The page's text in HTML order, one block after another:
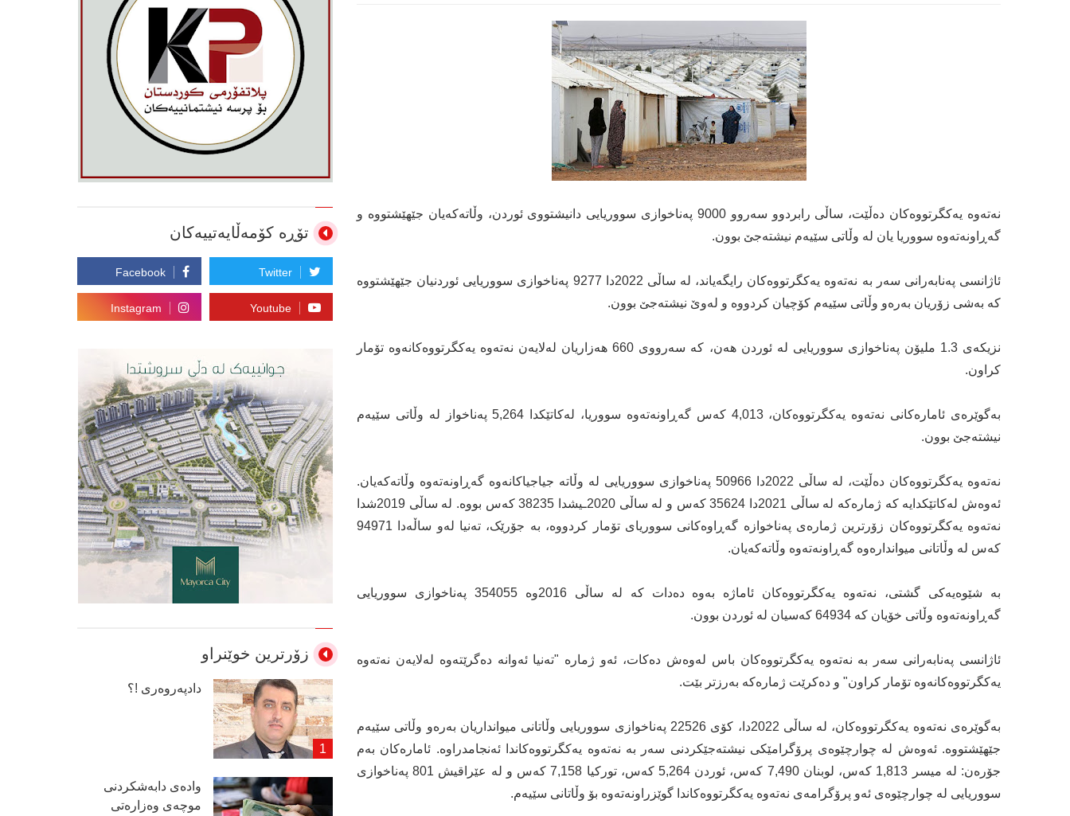
نەتەوە یەکگرتووەکان دەڵێت، ساڵی رابردوو سەروو 9000 پەناخوازی سووریایی دانیشتووی ئوردن، وڵاتەکەیان جێهێشتووە و
گەڕاونەتەوە سووریا یان لە وڵاتی سێیەم نیشتەجێ بوون.
ئاژانسی پەنابەرانی سەر بە نەتەوە یەکگرتووەکان رایگەیاند، لە ساڵی 2022دا 9277 پەناخوازی سووریایی ئوردنیان جێهێشتووە
کە بەشی زۆریان بەرەو وڵاتی سێیەم کۆچیان کردووە و لەوێ نیشتەجێ بوون.
نزیکەی 1.3 ملیۆن پەناخوازی سووریایی لە ئوردن هەن، کە سەرووی 660 هەزاریان لەلایەن نەتەوە یەکگرتووەکانەوە تۆمار
کراون.
بەگوێرەی ئامارەکانی نەتەوە یەکگرتووەکان، 4,013 کەس گەڕاونەتەوە سووریا، لەکاتێکدا 5,264 پەناخواز لە وڵاتی سێیەم
نیشتەجێ بوون.
نەتەوە یەکگرتووەکان دەڵێت، لە ساڵی 2022دا 50966 پەناخوازی سووریایی لە وڵاتە جیاجیاکانەوە گەڕاونەتەوە وڵاتەکەیان.
ئەوەش لەکاتێکدایە کە ژمارەکە لە ساڵی 2021دا 35624 کەس و لە ساڵی 2020ـیشدا 38235 کەس بووە. لە ساڵی 2019شدا
نەتەوە یەکگرتووەکان زۆرترین ژمارەی پەناخوازە گەڕاوەکانی سووریای تۆمار کردووە، بە جۆرێک، تەنیا لەو ساڵەدا 94971
کەس لە وڵاتانی میواندارەوە گەڕاونەتەوە وڵاتەکەیان.
بە شێوەیەکی گشتی، نەتەوە یەکگرتووەکان ئاماژە بەوە دەدات کە لە ساڵی 2016وە 354055 پەناخوازی سووریایی
گەڕاونەتەوە وڵاتی خۆیان کە 64934 کەسیان لە ئوردن بوون.
ئاژانسی پەنابەرانی سەر بە نەتەوە یەکگرتووەکان باس لەوەش دەکات، ئەو ژمارە "تەنیا ئەوانە دەگرێتەوە لەلایەن نەتەوە
یەکگرتووەکانەوە تۆمار کراون" و دەکرێت ژمارەکە بەرزتر بێت.
بەگوێرەی نەتەوە یەکگرتووەکان، لە ساڵی 2022دا، کۆی 22526 پەناخوازی سووریایی وڵاتانی میوانداریان بەرەو وڵاتی سێیەم
جێهێشتووە. ئەوەش لە چوارچێوەی پرۆگرامێکی نیشتەجێکردنی سەر بە نەتەوە یەکگرتووەکاندا ئەنجامدراوە. ئامارەکان بەم
جۆرەن: لە میسر 1,813 کەس، لوبنان 7,490 کەس، ئوردن 5,264 کەس، تورکیا 7,158 کەس و لە عێراقیش 801 پەناخوازی
سووریایی لە چوارچێوەی ئەو پرۆگرامەی نەتەوە یەکگرتووەکاندا گوێزراونەتەوە بۆ وڵاتانی سێیەم.
تۆڕە کۆمەڵایەتییەکان
زۆرترین خوێنراو
دادپەروەری !؟
وادەی دابەشكردنی
موچەی وەزارەتی